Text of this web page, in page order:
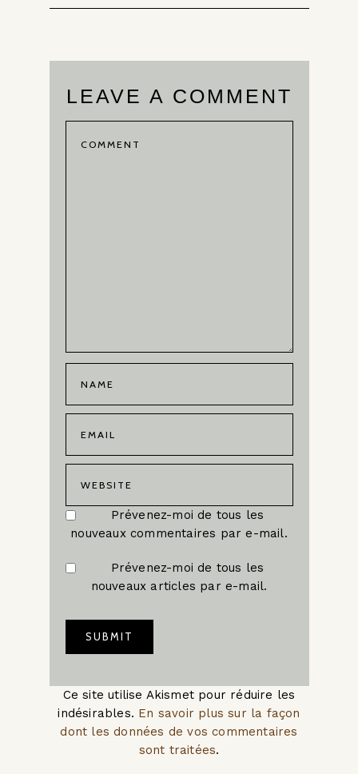
LEAVE A COMMENT
Prévenez-moi de tous les
nouveaux commentaires par e-mail.
Prévenez-moi de tous les
nouveaux articles par e-mail.
Ce site utilise Akismet pour réduire les
indésirables. En savoir plus sur la façon
dont les données de vos commentaires
sont traitées.